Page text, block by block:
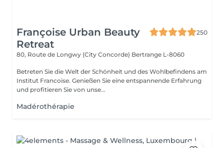
Françoise Urban Beauty
Retreat
250
80, Route de Longwy (City Concorde) Bertrange L-8060
Betreten Sie die Welt der Schönheit und des Wohlbefindens am
Institut Francoise. Genießen Sie eine entspannende Erfahrung
und profitieren Sie von unse...
Madérothérapie